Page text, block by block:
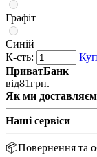
Графіт
Синій
К-сть:
ПриватБанк
від81грн.
Як ми
Наші сервіси
📦Повернення та